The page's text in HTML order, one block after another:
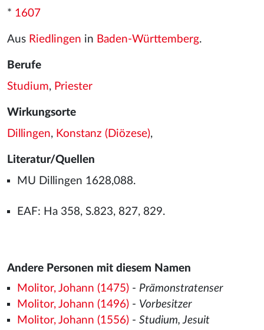
* 1607
Aus Riedlingen in Baden-Württemberg.
Berufe
Studium, Priester
Wirkungsorte
Dillingen, Konstanz (Diözese),
Literatur/Quellen
MU Dillingen 1628,088.
EAF: Ha 358, S.823, 827, 829.
Andere Personen mit diesem Namen
Molitor, Johann (1475)- Prämonstratenser
Molitor, Johann (1496)- Vorbesitzer
Molitor, Johann (1556)- Studium, Jesuit